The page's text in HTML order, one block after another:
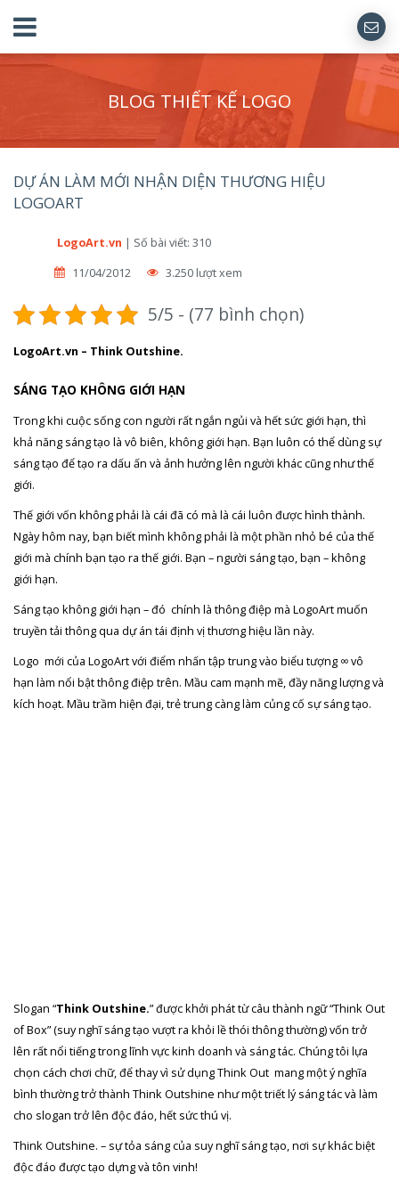
BLOG THIẾT KẾ LOGO
DỰ ÁN LÀM MỚI NHẬN DIỆN THƯƠNG HIỆU
LOGOART
LogoArt.vn | Số bài viết: 310
11/04/2012
3.250 lượt xem
5/5 - (77 bình chọn)
LogoArt.vn – Think Outshine.
SÁNG TẠO KHÔNG GIỚI HẠN
Trong khi cuộc sống con người rất ngắn ngủi và hết sức giới hạn, thì
khả năng sáng tạo là vô biên, không giới hạn. Bạn luôn có thể dùng sự
sáng tạo để tạo ra dấu ấn và ảnh hưởng lên người khác cũng như thế
giới.
Thế giới vốn không phải là cái đã có mà là cái luôn được hình thành.
Ngày hôm nay, bạn biết mình không phải là một phần nhỏ bé của thế
giới mà chính bạn tạo ra thế giới. Bạn – người sáng tạo, bạn – không
giới hạn.
Sáng tạo không giới hạn – đó chính là thông điệp mà LogoArt muốn
truyền tải thông qua dự án tái định vị thương hiệu lần này.
Logo mới của LogoArt với điểm nhấn tập trung vào biểu tượng ∞ vô
hạn làm nổi bật thông điệp trên. Mầu cam mạnh mẽ, đầy năng lượng và
kích hoạt. Mầu trầm hiện đại, trẻ trung càng làm củng cố sự sáng tạo.
Slogan “Think Outshine.” được khởi phát từ câu thành ngữ “Think Out
of Box” (suy nghĩ sáng tạo vượt ra khỏi lề thói thông thường) vốn trở
lên rất nổi tiếng trong lĩnh vực kinh doanh và sáng tác. Chúng tôi lựa
chọn cách chơi chữ, để thay vì sử dụng Think Out mang một ý nghĩa
bình thường trở thành Think Outshine như một triết lý sáng tác và làm
cho slogan trở lên độc đáo, hết sức thú vị.
Think Outshine. – sự tỏa sáng của suy nghĩ sáng tạo, nơi sự khác biệt
độc đáo được tạo dựng và tôn vinh!